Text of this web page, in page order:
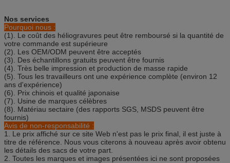
Nos services
Pourquoi nous :
(1). Le coût des héliogravures peut être remboursé si la quantité de
votre commande est supérieure
(2). Les OEM/ODM peuvent être acceptés
(3). Des échantillons gratuits peuvent être fournis
(4). Très belle impression et production de masse rapide
(5). Tous les travailleurs ont une expérience complète (environ 12
ans d'expérience)
(6). Prix chinois et qualité japonaise
(7). Usine de marques célèbres
(8). Matériau sectaire (des rapports SGS, MSDS peuvent être
fournis)
Avis de non-responsabilité :
1. Le prix affiché sur ce site Web n'est pas le prix final, il est juste à
titre de référence. Nous vous citerons à nouveau après avoir obtenu
les détails des sacs de votre part.
2. Toutes les marques et images présentées ici ne sont proposées